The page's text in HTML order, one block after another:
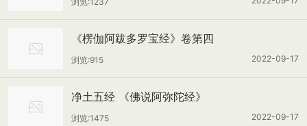
《楞伽阿跋多罗宝经》卷第四
2022-09-17
浏览:915
净土五经 《佛说阿弥陀经》
2022-09-17
浏览:1475